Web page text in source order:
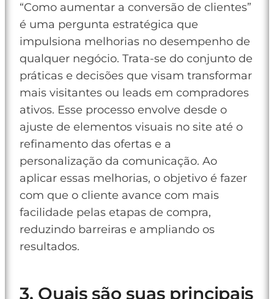
“Como aumentar a conversão de clientes”
é uma pergunta estratégica que
impulsiona melhorias no desempenho de
qualquer negócio. Trata-se do conjunto de
práticas e decisões que visam transformar
mais visitantes ou leads em compradores
ativos. Esse processo envolve desde o
ajuste de elementos visuais no site até o
refinamento das ofertas e a
personalização da comunicação. Ao
aplicar essas melhorias, o objetivo é fazer
com que o cliente avance com mais
facilidade pelas etapas de compra,
reduzindo barreiras e ampliando os
resultados.
3. Quais são suas principais